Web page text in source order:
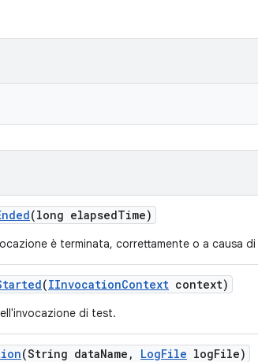
(long elapsedTime)
è terminata, correttamente o a causa
(IInvocationContext context)
di test.
(String dataName , LogFile logFile)